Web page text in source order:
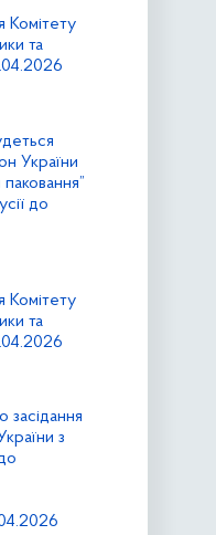
Комітету
та
України
до
Комітету
та
засідання
з